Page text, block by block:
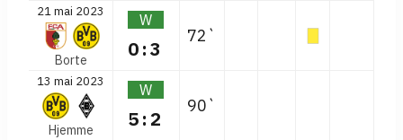
21 mai 2023
Borte
W
0:3
72`
13 mai 2023
Hjemme
W
5:2
90`